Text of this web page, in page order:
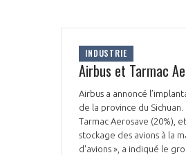
INDUSTRIE
Airbus et Tarmac
Airbus a annoncé
de la province du
Tarmac Aerosave (20%),
stockage des avions à la
d'avions », a indiqué le